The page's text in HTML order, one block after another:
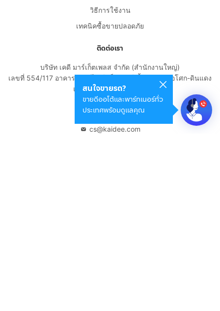
สนใจขายรถ?
ขายดีออโต้และพาร์ทเนอร์ทั่ว
ประเทศพร้อมดูแลคุณ
วิธีการใช้งาน
เทคนิคซื้อขายปลอดภัย
ติดต่อเรา
บริษัท เคดี มาร์เก็ตเพลส จำกัด (สำนักงานใหญ่)
เลขที่ 554/117 อาคารสกายไนน์ เซ็นเตอร์ ชั้น 22 ถนนอโศก-ดินแดง
แขวงดินแดง เขตดินแดง
กรุงเทพมหานคร 10400
cs@kaidee.com